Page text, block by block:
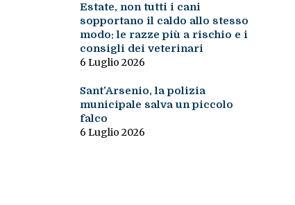
Estate, non tutti i cani
sopportano il caldo allo stesso
modo: le razze più a rischio e i
consigli dei veterinari
6 Luglio 2026
Sant’Arsenio, la polizia
municipale salva un piccolo
falco
6 Luglio 2026